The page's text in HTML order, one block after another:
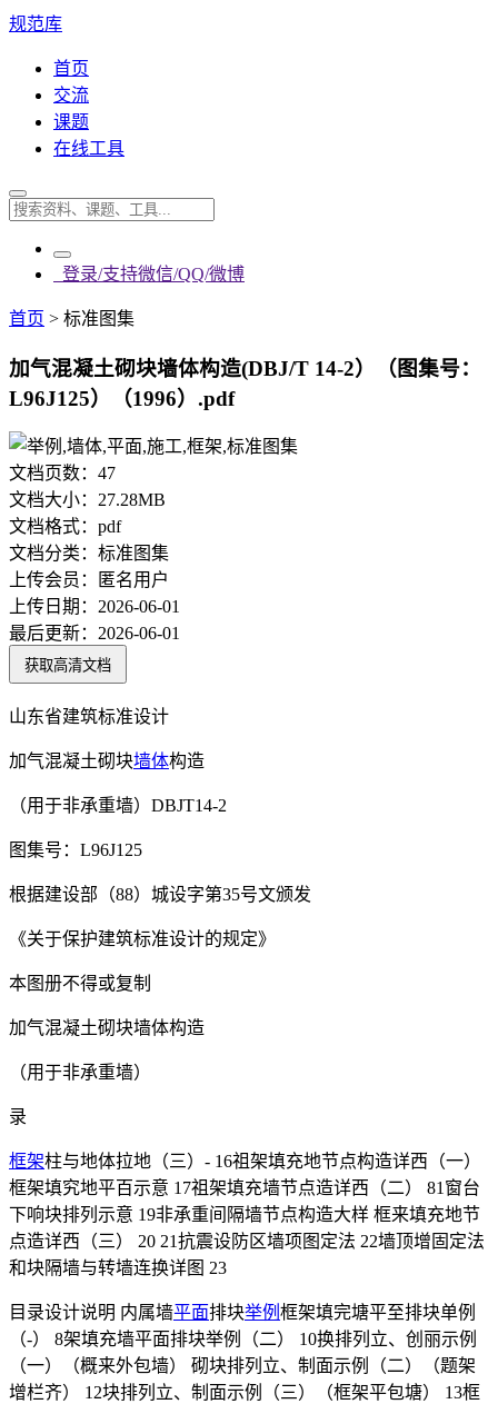
规范库
首页
交流
课题
在线工具
登录/支持微信/QQ/微博
首页 > 标准图集
加气混凝土砌块墙体构造(DBJ/T 14-2）（图集号：
L96J125）（1996）.pdf
文档页数： 47
文档大小： 27.28MB
文档格式： pdf
文档分类： 标准图集
上传会员：
匿名用户
上传日期： 2026-06-01
最后更新： 2026-06-01
获取高清文档
山东省建筑标准设计
加气混凝土砌块墙体构造
（用于非承重墙）DBJT14-2
图集号：L96J125
根据建设部（88）城设字第35号文颁发
《关于保护建筑标准设计的规定》
本图册不得或复制
加气混凝土砌块墙体构造
（用于非承重墙）
录
框架柱与地体拉地（三）- 16祖架填充地节点构造详西（一）
框架填究地平百示意 17祖架填充墙节点造详西（二） 81窗台
下响块排列示意 19非承重间隔墙节点构造大样 框来填充地节
点造详西（三） 20 21抗震设防区墙项图定法 22墙顶增固定法
和块隔墙与转墙连换详图 23
目录设计说明 内属墙平面排块举例 框架填完塘平至排块单例
（-） 8架填充墙平面排块举例（二） 10换排列立、创丽示例
（一）（概来外包墙） 砌块排列立、制面示例（二）（题架
增栏齐） 12块排列立、制面示例（三）（框架平包塘） 13框